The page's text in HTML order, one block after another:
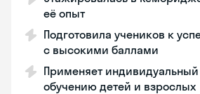
её опыт
Подготовила учеников к
с высокими баллами
Применяет
обучению детей и взрослых